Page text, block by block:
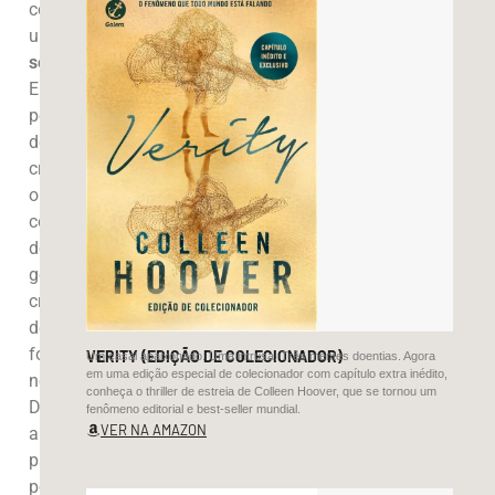
como
um
seguro
Em
períodos
de
crise,
o
consumo
do
gênero
cresce
de
forma
notável.
Durante
a
pandemia,
por
VERITY (EDIÇÃO DE COLECIONADOR)
Um casal apaixonado. Uma intrusa. Três mentes doentias. Agora
em uma edição especial de colecionador com capítulo extra inédito,
conheça o thriller de estreia de Colleen Hoover, que se tornou um
fenômeno editorial e best-seller mundial.
VER NA AMAZON